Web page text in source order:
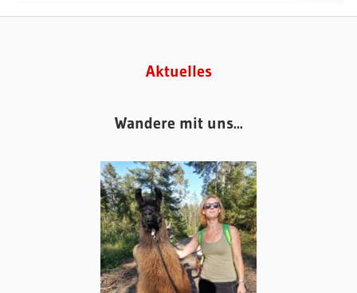
Aktuelles
Wandere mit uns...